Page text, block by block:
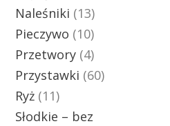
Naleśniki (13)
Pieczywo (10)
Przetwory (4)
Przystawki (60)
Ryż (11)
Słodkie – bez